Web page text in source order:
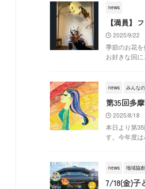
news
【満員】
2025/9/22
季節のお花
お好きな回
news みんな
第35回多
2025/8/18
本日より第
す。今年度
news 地域協創
7/18(金)子